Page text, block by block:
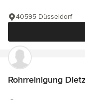
40595 Düsseldorf
Rohrreinigung Dietz